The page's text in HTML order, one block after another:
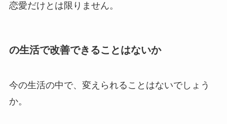
恋愛だけとは限りません。
の生活で改善できることはないか
今の生活の中で、変えられることはないでしょう
か。